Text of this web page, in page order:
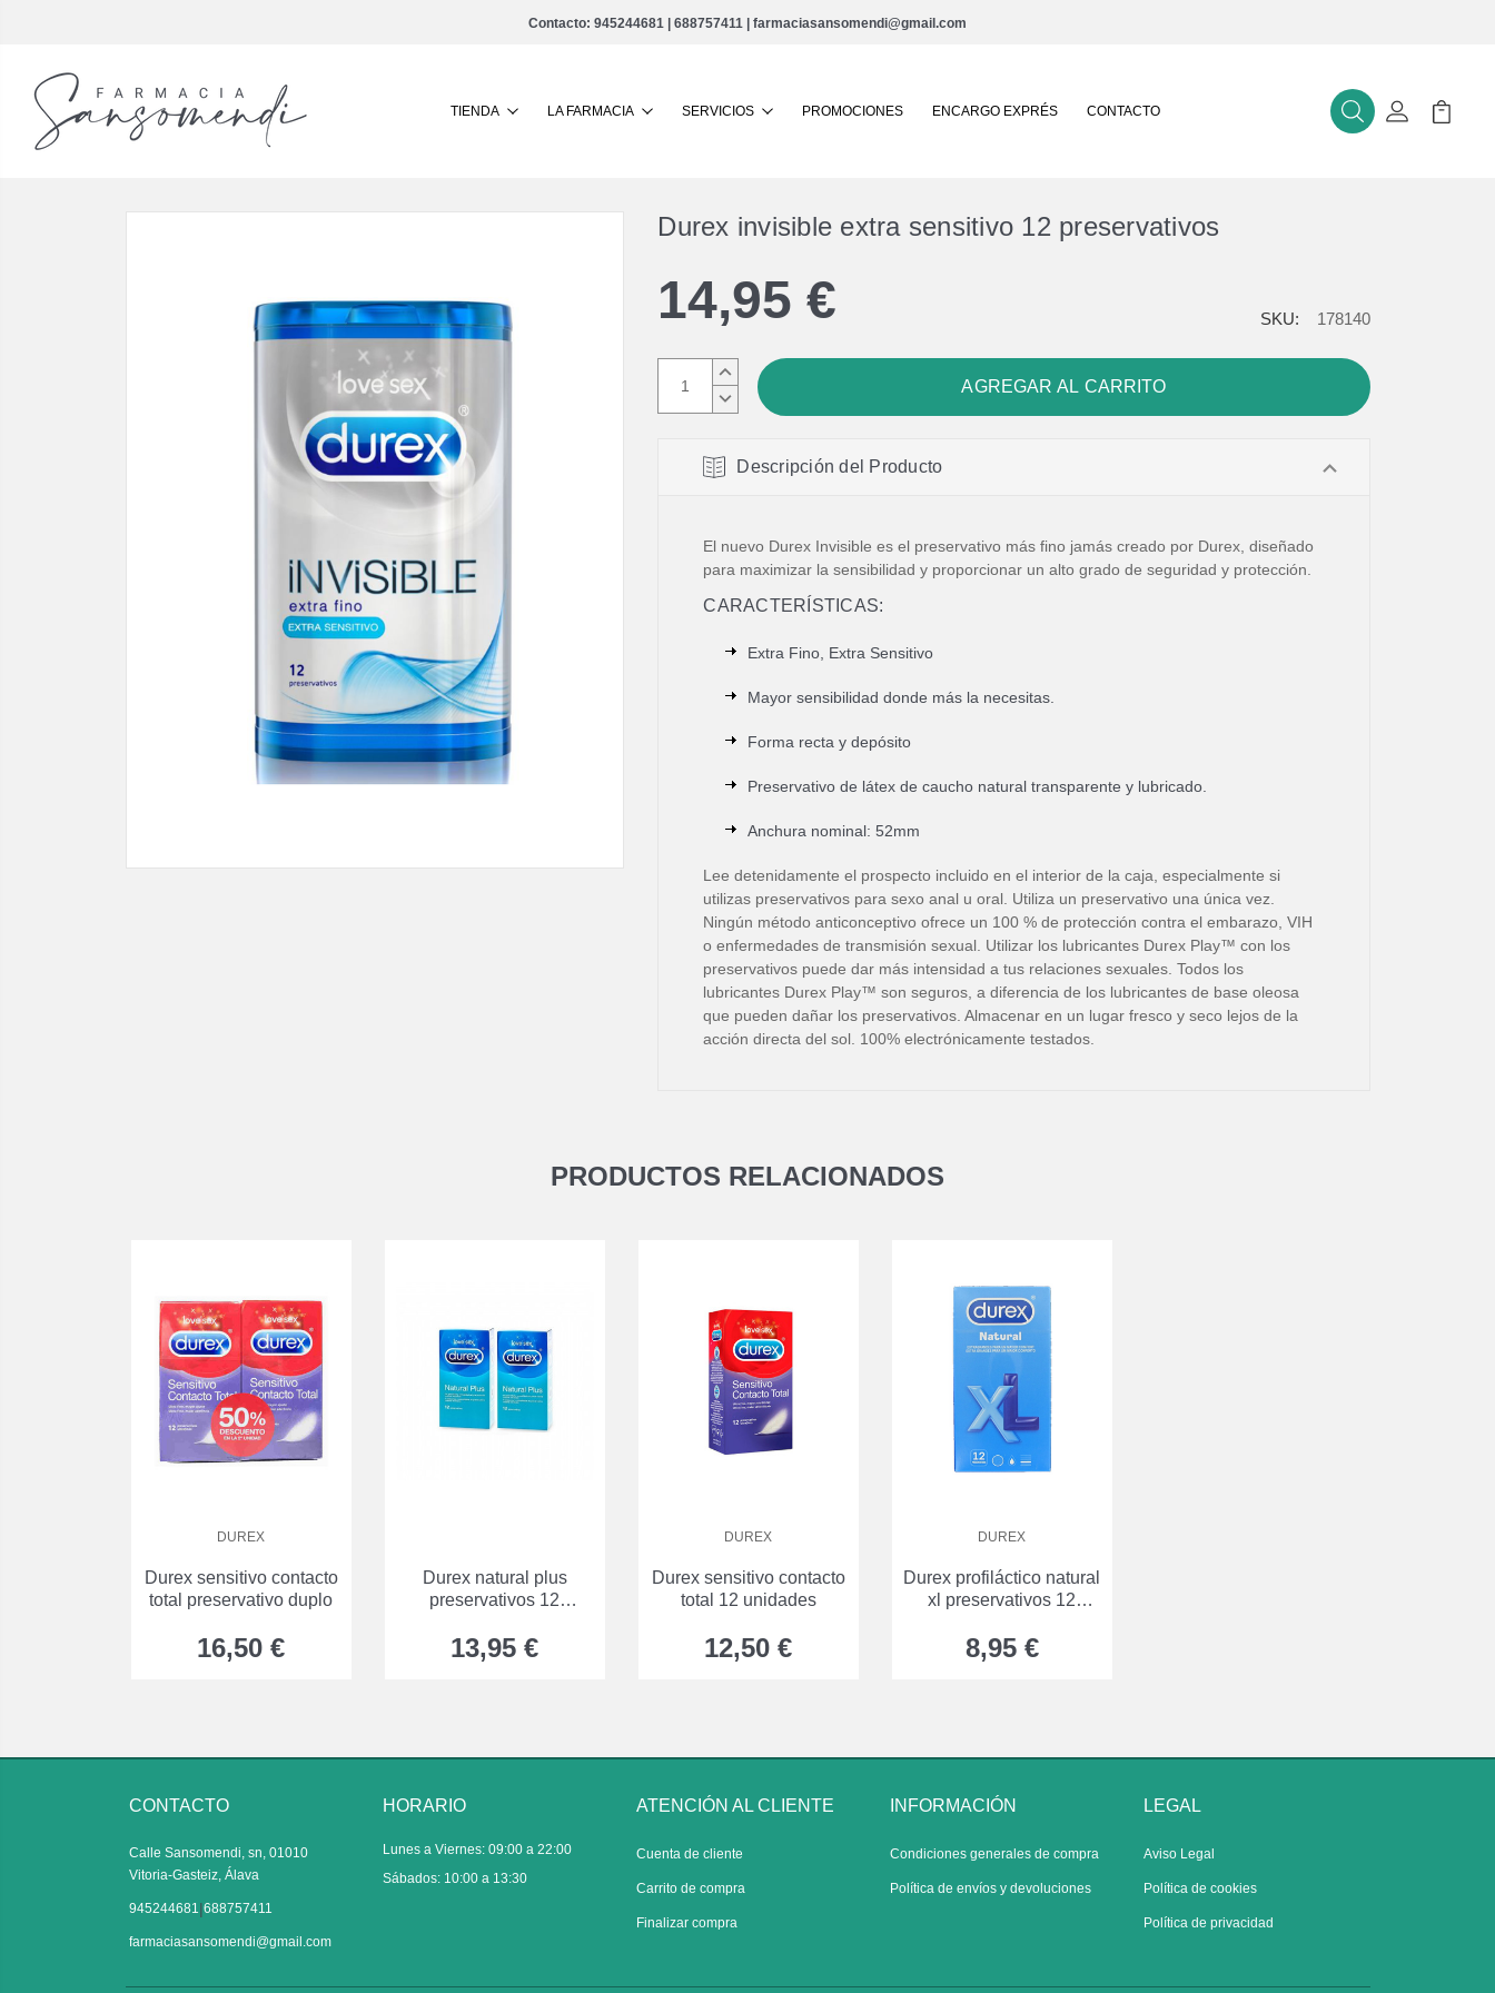
Contacto: 945244681 | 688757411 | farmaciasansomendi@gmail.com
TIENDA LA FARMACIA SERVICIOS PROMOCIONES ENCARGO EXPRÉS CONTACTO BuscarMi Cuenta
Mi
Durex invisible extra sensitivo 12 preservativos
14,95 €
AUMENTAR
CANTIDAD:
DISMINUIR
CANTIDAD:
SKU: 178140
Descripción del Producto
El nuevo Durex Invisible es el preservativo más fino jamás creado por Durex, diseñado
para maximizar la sensibilidad y proporcionar un alto grado de seguridad y protección.
CARACTERÍSTICAS:
Extra Fino, Extra Sensitivo
Mayor sensibilidad donde más la necesitas.
Forma recta y depósito
Preservativo de látex de caucho natural transparente y lubricado.
Anchura nominal: 52mm
Lee detenidamente el prospecto incluido en el interior de la caja, especialmente si
utilizas preservativos para sexo anal u oral. Utiliza un preservativo una única vez.
Ningún método anticonceptivo ofrece un 100 % de protección contra el embarazo, VIH
o enfermedades de transmisión sexual. Utilizar los lubricantes Durex Play™ con los
preservativos puede dar más intensidad a tus relaciones sexuales. Todos los
lubricantes Durex Play™ son seguros, a diferencia de los lubricantes de base oleosa
que pueden dañar los preservativos. Almacenar en un lugar fresco y seco lejos de la
acción directa del sol. 100% electrónicamente testados.
PRODUCTOS RELACIONADOS
DUREX
Durex sensitivo contacto
total preservativo duplo
16,50 €
Durex natural plus
preservativos 12
13,95 €
DUREX
Durex sensitivo contacto
total 12 unidades
12,50 €
DUREX
Durex profiláctico natural
xl preservativos 12
8,95 €
CONTACTO
Calle Sansomendi, sn, 01010
Vitoria-Gasteiz, Álava
945244681|688757411
farmaciasansomendi@gmail.com
HORARIO
Lunes a Viernes: 09:00 a 22:00
Sábados: 10:00 a 13:30
ATENCIÓN AL CLIENTE
Cuenta de cliente
Carrito de compra
Finalizar compra
INFORMACIÓN
Condiciones generales de compra
Política de envíos y devoluciones
LEGAL
Aviso Legal
Política de cookies
Política de privacidad